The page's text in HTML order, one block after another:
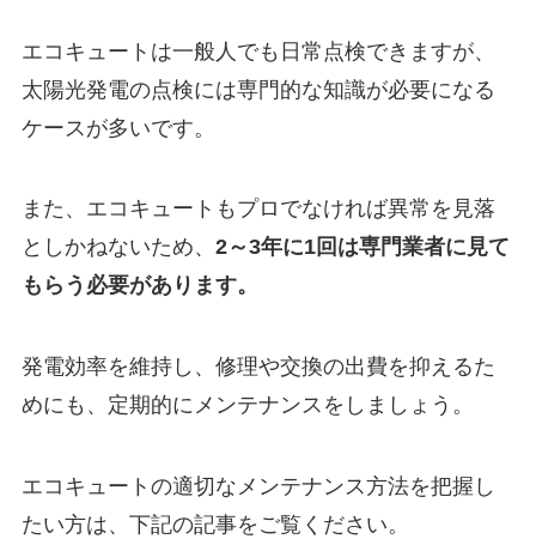
エコキュートは一般人でも日常点検できますが、
太陽光発電の点検には専門的な知識が必要になる
ケースが多いです。
また、エコキュートもプロでなければ異常を見落
としかねないため、 2～3年に1回は専門業者に見て
もらう必要があります。
発電効率を維持し、修理や交換の出費を抑えるた
めにも、定期的にメンテナンスをしましょう。
エコキュートの適切なメンテナンス方法を把握し
たい方は、下記の記事をご覧ください。